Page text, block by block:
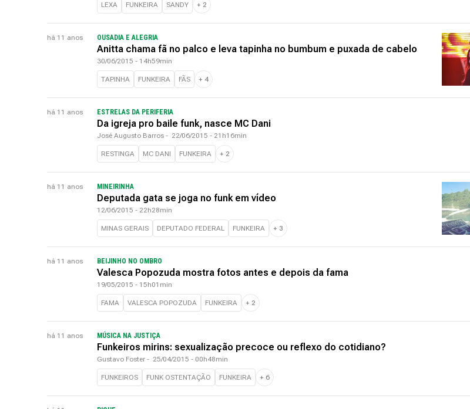
LEXA FUNKEIRA SANDY + 2
há 11 anos OUSADIA E ALEGRIA
Anitta chama fã no palco e leva tapinha no bumbum e puxada de cabelo
30/06/2015 - 14h59min
TAPINHA FUNKEIRA FÃS + 4
há 11 anos ESTRELAS DA PERIFERIA
Da igreja pro baile funk, nasce MC Dani
José Augusto Barros - 22/06/2015 - 21h16min
RESTINGA MC DANI FUNKEIRA + 2
há 11 anos MINEIRINHA
Deputada gata se joga no funk em vídeo
12/06/2015 - 22h28min
MINAS GERAIS DEPUTADO FEDERAL FUNKEIRA + 3
há 11 anos BEIJINHO NO OMBRO
Valesca Popozuda mostra fotos antes e depois da fama
19/05/2015 - 15h01min
FAMA VALESCA POPOZUDA FUNKEIRA + 2
há 11 anos MÚSICA NA JUSTIÇA
Funkeiros mirins: sexualização precoce ou reflexo do cotidiano?
Gustavo Foster - 25/04/2015 - 00h48min
FUNKEIROS FUNK OSTENTAÇÃO FUNKEIRA + 6